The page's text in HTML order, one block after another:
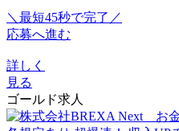
＼最短45秒で完了／
応募へ進む
詳しく
見る
ゴールド求人